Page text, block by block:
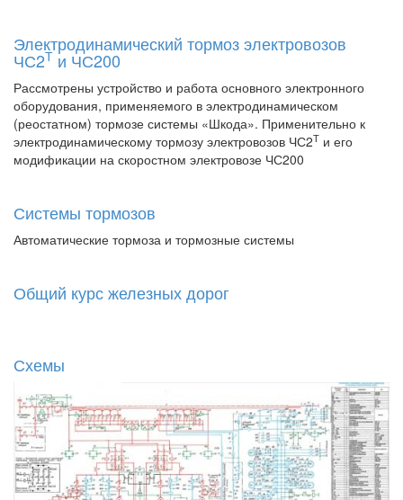
Электродинамический тормоз электровозов
ЧС2Т и ЧС200
Рассмотрены устройство и работа основного электронного
оборудования, применяемого в электродинамическом
(реостатном) тормозе системы «Шкода». Применительно к
электродинамическому тормозу электровозов ЧС2Т и его
модификации на скоростном электровозе ЧС200
Системы тормозов
Автоматические тормоза и тормозные системы
Общий курс железных дорог
Схемы